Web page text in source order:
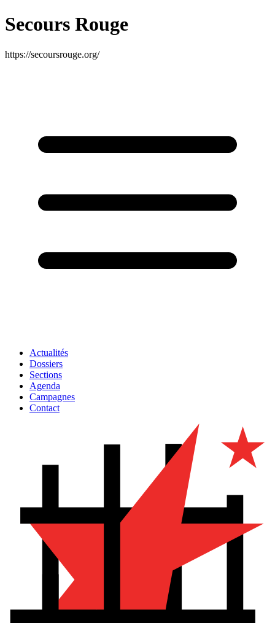
Secours Rouge
https://secoursrouge.org/
Actualités
Dossiers
Sections
Agenda
Campagnes
Contact